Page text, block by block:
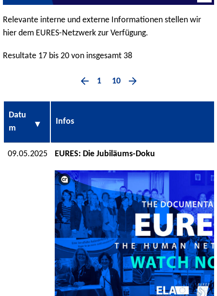
Relevante interne und externe Informationen stellen wir
hier dem EURES-Netzwerk zur Verfügung.
Resultate 17 bis 20 von insgesamt 38
1 10
Datu
m
Infos
09.05.2025 EURES: Die Jubiläums-Doku